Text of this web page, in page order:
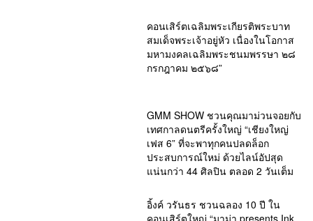
คอนเสิร์ตเฉลิมพระเกียรติพระบาท
สมเด็จพระเจ้าอยู่หัว เนื่องในโอกาส
มหามงคลเฉลิมพระชนมพรรษา ๒๘
กรกฎาคม ๒๕๖๘”
GMM SHOW ชวนคุณมาม่วนจอยกับ
เทศกาลดนตรีครั้งใหญ่ “เชียงใหญ่
เฟส 6” ที่จะพาทุกคนปลดล็อก
ประสบการณ์ใหม่ ด้วยไลน์อัปสุด
แน่นกว่า 44 ศิลปิน ตลอด 2 วันเต็ม
อิ้งค์ วรันธร ชวนฉลอง 10 ปี ใน